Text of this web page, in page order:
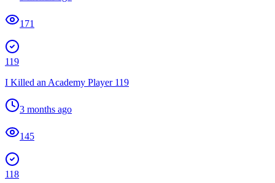
171
119
I Killed an Academy Player 119
3 months ago
145
118